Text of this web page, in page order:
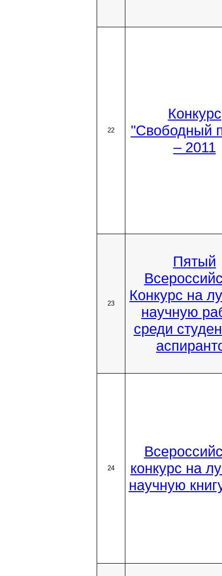
22
Конкурс
"Свободный
– 2011
23
Пятый
Конкурс на
научную
среди
24
конкурс на
научную